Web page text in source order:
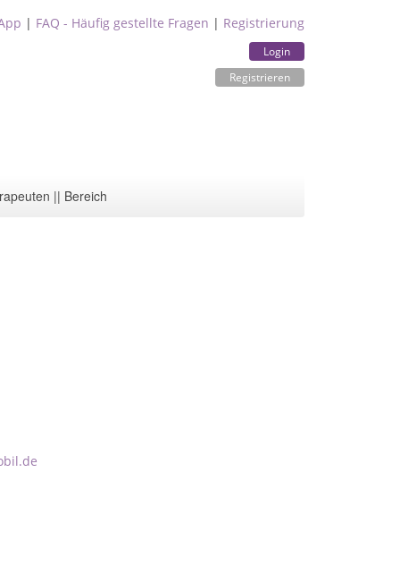
| FAQ - Häufig gestellte Fragen | Registrierung
Login
Registrieren
|| Bereich